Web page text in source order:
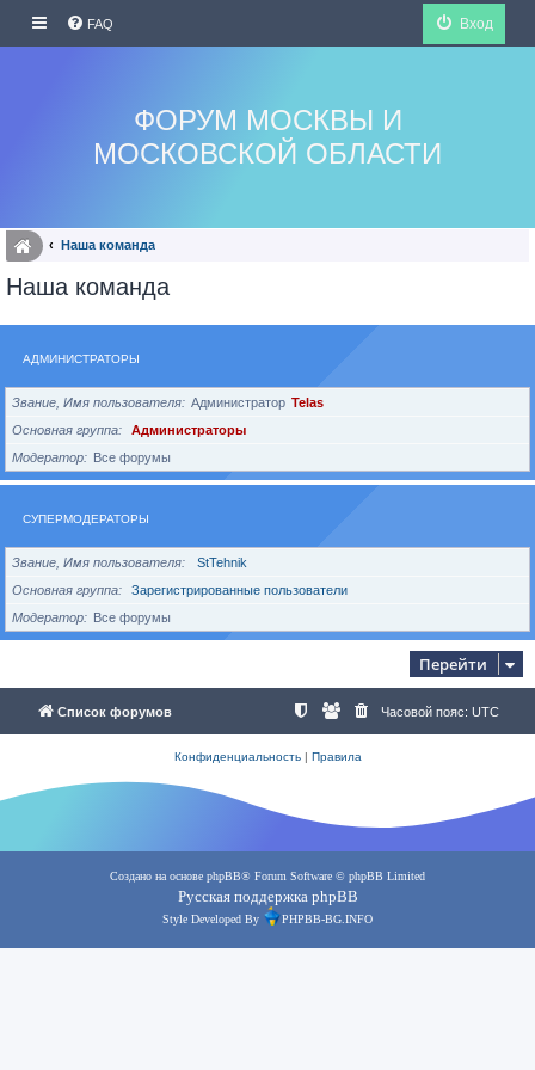
FAQ Вход
ФОРУМ МОСКВЫ И
МОСКОВСКОЙ ОБЛАСТИ
Наша команда
Наша команда
АДМИНИСТРАТОРЫ
Звание, Имя пользователя Администратор Telas
Основная группа
Администраторы
Модератор
Все форумы
СУПЕРМОДЕРАТОРЫ
Звание, Имя пользователя
StTehnik
Основная группа
Зарегистрированные пользователи
Модератор
Все форумы
Перейти
Список форумов Часовой пояс: UTC
Конфиденциальность| Правила
Создано на основе phpBB® Forum Software © phpBB Limited
Русская поддержка phpBB
Style Developed By PHPBB-BG.INFO